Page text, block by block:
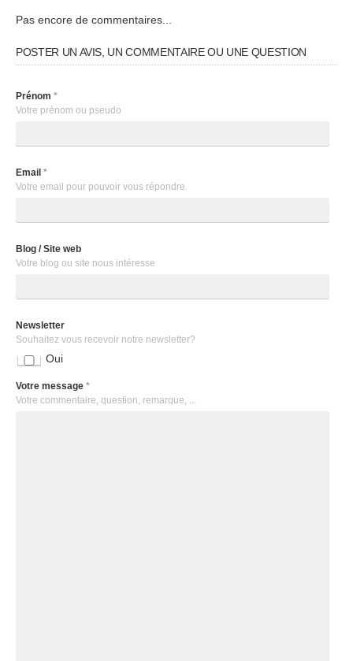
Pas encore de commentaires...
POSTER UN AVIS, UN COMMENTAIRE OU UNE QUESTION
Prénom *
Votre prénom ou pseudo
Email *
Votre email pour pouvoir vous répondre
Blog / Site web
Votre blog ou site nous intéresse
Newsletter
Souhaitez vous recevoir notre newsletter?
Oui
Votre message *
Votre commentaire, question, remarque, ...